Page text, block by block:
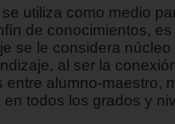
utiliza como medio
de conocimientos,
se le considera
al ser la
alumno-maestro,
todos los grados y